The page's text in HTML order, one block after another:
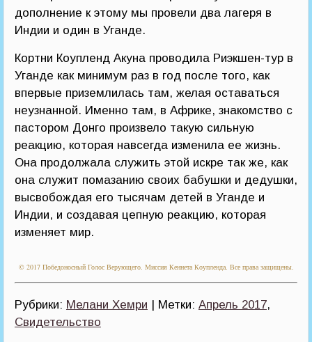
дополнение к этому мы провели два лагеря в
Индии и один в Уганде.
Кортни Коупленд Акуна проводила Риэкшен-тур в
Уганде как минимум раз в год после того, как
впервые приземлилась там, желая оставаться
неузнанной. Именно там, в Африке, знакомство с
пастором Донго произвело такую сильную
реакцию, которая навсегда изменила ее жизнь.
Она продолжала служить этой искре так же, как
она служит помазанию своих бабушки и дедушки,
высвобождая его тысячам детей в Уганде и
Индии, и создавая цепную реакцию, которая
изменяет мир.
© 2017 Победоносный Голос Верующего. Миссия Кеннета Коупленда. Все права защищены.
Рубрики: Мелани Хемри | Метки: Апрель 2017,
Свидетельство